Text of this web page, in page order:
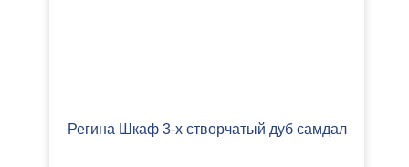
Регина Шкаф 3-х створчатый дуб самдал